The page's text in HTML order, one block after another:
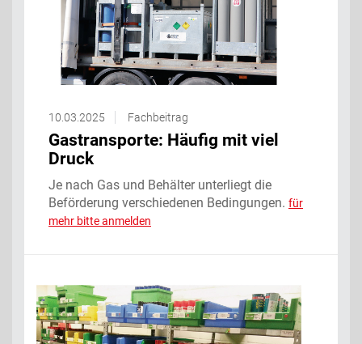
10.03.2025 Fachbeitrag
Gastransporte: Häufig mit viel
Druck
Je nach Gas und Behälter unterliegt die
Beförderung verschiedenen Bedingungen.‌ für
mehr bitte anmelden